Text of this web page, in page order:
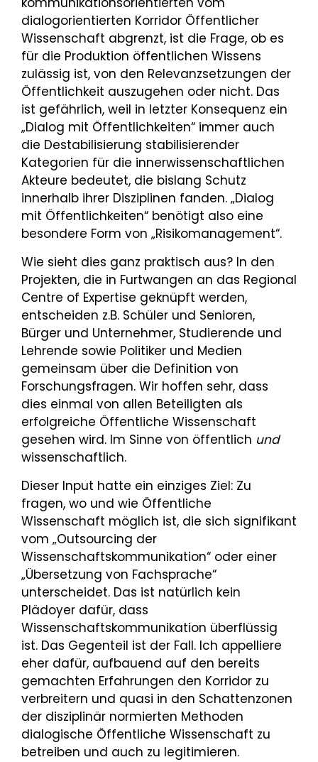
dialogorientierten Korridor Öffentlicher
Wissenschaft abgrenzt, ist die Frage, ob es
für die Produktion öffentlichen Wissens
zulässig ist, von den Relevanzsetzungen der
Öffentlichkeit auszugehen oder nicht. Das
ist gefährlich, weil in letzter Konsequenz ein
„Dialog mit Öffentlichkeiten“ immer auch
die Destabilisierung stabilisierender
Kategorien für die innerwissenschaftlichen
Akteure bedeutet, die bislang Schutz
innerhalb ihrer Disziplinen fanden. „Dialog
mit Öffentlichkeiten“ benötigt also eine
besondere Form von „Risikomanagement“.
Wie sieht dies ganz praktisch aus? In den
Projekten, die in Furtwangen an das Regional
Centre of Expertise geknüpft werden,
entscheiden z.B. Schüler und Senioren,
Bürger und Unternehmer, Studierende und
Lehrende sowie Politiker und Medien
gemeinsam über die Definition von
Forschungsfragen. Wir hoffen sehr, dass
dies einmal von allen Beteiligten als
erfolgreiche Öffentliche Wissenschaft
gesehen wird. Im Sinne von öffentlich und
wissenschaftlich.
Dieser Input hatte ein einziges Ziel: Zu
fragen, wo und wie Öffentliche
Wissenschaft möglich ist, die sich signifikant
vom „Outsourcing der
Wissenschaftskommunikation“ oder einer
„Übersetzung von Fachsprache“
unterscheidet. Das ist natürlich kein
Plädoyer dafür, dass
Wissenschaftskommunikation überflüssig
ist. Das Gegenteil ist der Fall. Ich appelliere
eher dafür, aufbauend auf den bereits
gemachten Erfahrungen den Korridor zu
verbreitern und quasi in den Schattenzonen
der disziplinär normierten Methoden
dialogische Öffentliche Wissenschaft zu
betreiben und auch zu legitimieren.